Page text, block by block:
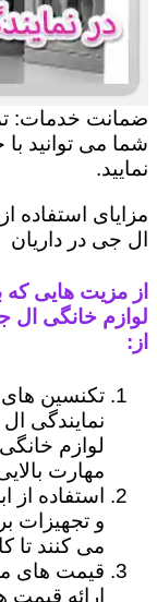
ضمانت خدمات:
شما می توانید
نمایید.
مزایای استفاده
ال جی در داریان
از مزیت هایی که
لوازم خانگی ال
از:
تکنسین
نمایندگی
لوازم
مهارت
استفاده از
و تجهیزات
می کنند تا
قیمت های
ارائه